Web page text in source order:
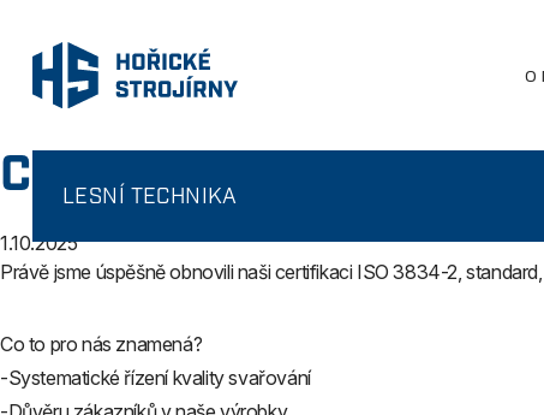
O
LESNÍ TECHNIKA
CERTIFIKACE 3834-2
1.10.2025
Právě jsme úspěšně obnovili naši certifikaci ISO 3834-2,
Co to pro nás znamená?
-Systematické řízení kvality svařování